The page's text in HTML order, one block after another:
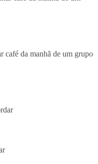
café da manhã de um grupo